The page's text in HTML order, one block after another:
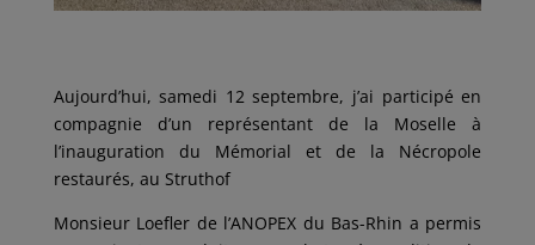
Aujourd’hui, samedi 12 septembre, j’ai participé en
compagnie d’un représentant de la Moselle à
l’inauguration du Mémorial et de la Nécropole
restaurés, au Struthof
Monsieur Loefler de l’ANOPEX du Bas-Rhin a permis